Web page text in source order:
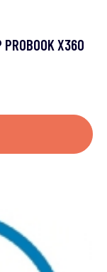
PROBOOK X360